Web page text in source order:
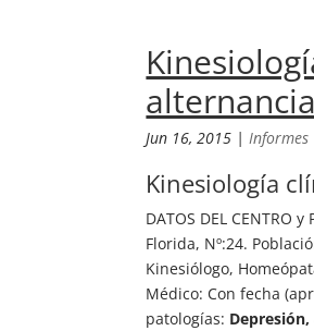
Jun 16, 2015 |Informes
Kinesiología
DATOS DEL CENTRO
Florida, Nº:24.
Kinesiólogo,
Médico: Con fecha
patologías: